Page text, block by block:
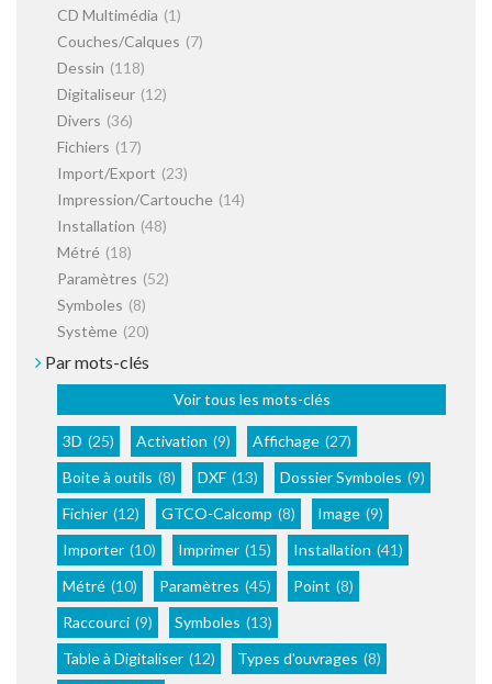
CD Multimédia (1)
Couches/Calques (7)
Dessin (118)
Digitaliseur (12)
Divers (36)
Fichiers (17)
Import/Export (23)
Impression/Cartouche (14)
Installation (48)
Métré (18)
Paramètres (52)
Symboles (8)
Système (20)
Par mots-clés
Voir tous les mots-clés
3D (25) Activation (9) Affichage (27)
Boite à outils (8) DXF (13) Dossier Symboles (9)
Fichier (12) GTCO-Calcomp (8) Image (9)
Importer (10) Imprimer (15) Installation (41)
Métré (10) Paramètres (45) Point (8)
Raccourci (9) Symboles (13)
Table à Digitaliser (12) Types d'ouvrages (8)